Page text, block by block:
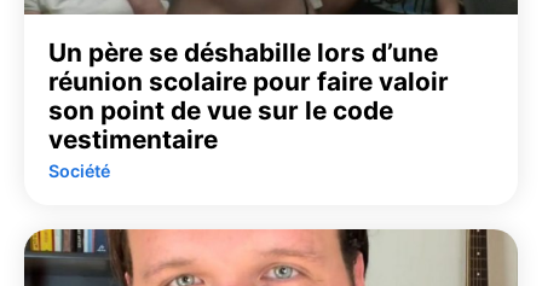
Un père se déshabille lors d’une
réunion scolaire pour faire valoir
son point de vue sur le code
vestimentaire
Société